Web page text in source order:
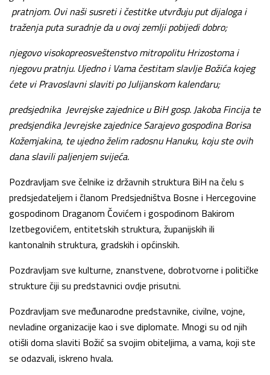
pratnjom. Ovi naši susreti i čestitke utvrđuju put dijaloga i
traženja puta suradnje da u ovoj zemlji pobijedi dobro;
njegovo visokopreosveštenstvo mitropolitu Hrizostoma i
njegovu pratnju. Ujedno i Vama čestitam slavlje Božića kojeg
ćete vi Pravoslavni slaviti po Julijanskom kalendaru;
predsjednika Jevrejske zajednice u BiH gosp. Jakoba Fincija te
predsjendika Jevrejske zajednice Sarajevo gospodina Borisa
Kožemjakina, te ujedno želim radosnu Hanuku, koju ste ovih
dana slavili paljenjem svijeća.
Pozdravljam sve čelnike iz državnih struktura BiH na čelu s
predsjedateljem i članom Predsjedništva Bosne i Hercegovine
gospodinom Draganom Čovićem i gospodinom Bakirom
Izetbegovićem, entitetskih struktura, županijskih ili
kantonalnih struktura, gradskih i općinskih.
Pozdravljam sve kulturne, znanstvene, dobrotvorne i političke
strukture čiji su predstavnici ovdje prisutni.
Pozdravljam sve međunarodne predstavnike, civilne, vojne,
nevladine organizacije kao i sve diplomate. Mnogi su od njih
otišli doma slaviti Božić sa svojim obiteljima, a vama, koji ste
se odazvali, iskreno hvala.